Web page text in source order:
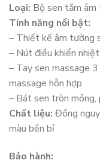
Loại: Bộ sen tắm âm
Tính năng nổi bật:
– Thiết kế âm tường
– Nút điều khiển
– Tay sen massage
massage hỗn hợp
– Bát sen tròn mỏng,
Chất liệu: Đồng
màu bền bỉ
Bảo hành: